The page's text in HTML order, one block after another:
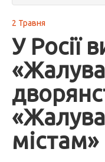
2 Травня
У Росії
містам»